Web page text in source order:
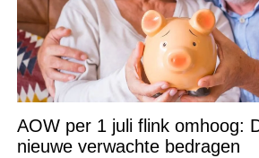
AOW per 1 juli flink omhoog:
nieuwe verwachte bedragen